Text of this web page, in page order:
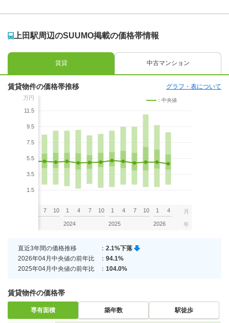
上田駅周辺のSUUMO掲載の価格帯情報
賃貸 中古マンション
賃貸物件の価格帯推移 グラフ・表について
万円
11.5
9.5
7.5
5.5
3.5
1.5
：中央値
7 10 1 4 7 10
2024
1 4 7 10
2025
1 4
2026
月
年
直近3年間の価格推移 ： 2.1%下落
2026年04月中央値の前年比
： 94.1%
2025年04月中央値の前年比
： 104.0%
賃貸物件の価格帯
専有面積 築年数 駅徒歩